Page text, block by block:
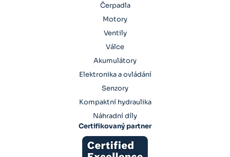
Čerpadla
Motory
Ventily
Válce
Akumulátory
Elektronika a ovládání
Senzory
Kompaktní hydraulika
Náhradní díly
Certifikovaný partner